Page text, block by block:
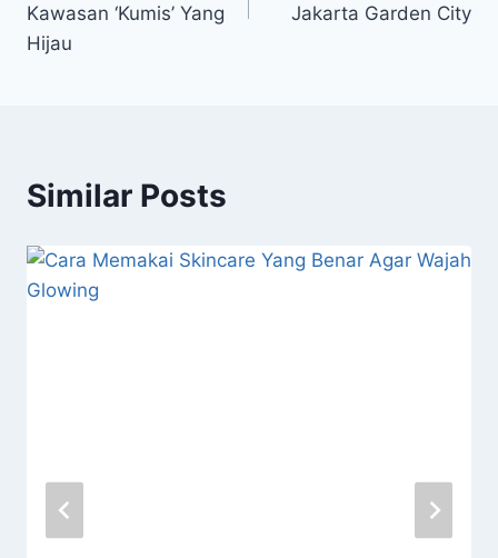
Kawasan ‘Kumis’ Yang
Hijau
Jakarta Garden City
Similar Posts